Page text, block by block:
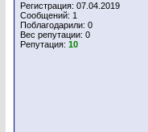
Регистрация: 07.04.2019
Сообщений: 1
Поблагодарили: 0
Вес репутации: 0
Репутация: 10